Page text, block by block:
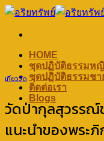
Skip
HOME
ชุดปฏิบัติธรรมห
ชุดปฏิบัติธรรมชา
ติดต่อเรา
Blogs
เที่ยววัด
วัดป่ากุลสุวรรณ์
แนะนำของพระ